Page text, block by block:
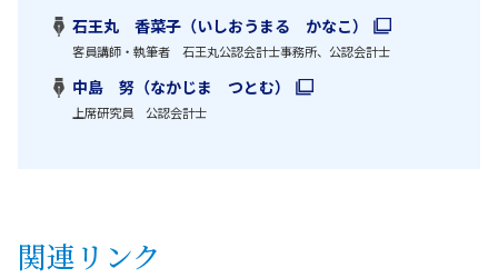
石王丸 香菜子（いしおうまる かなこ）
客員講師・執筆者 石王丸公認会計士事務所、公認会計士
中島 努（なかじま つとむ）
上席研究員 公認会計士
関連リンク